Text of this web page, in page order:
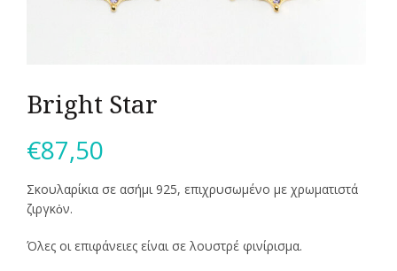
Bright Star
€87,50
Σκουλαρίκια σε ασήμι 925, επιχρυσωμένο με χρωματιστά
ζιργκὀν.
Όλες οι επιφάνειες είναι σε λουστρέ φινίρισμα.